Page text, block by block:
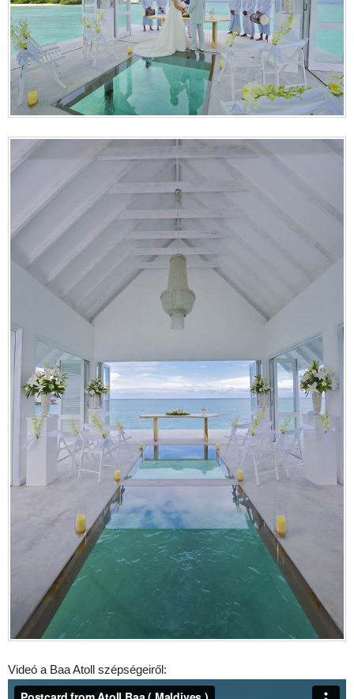
Videó a Baa Atoll szépségeiről: